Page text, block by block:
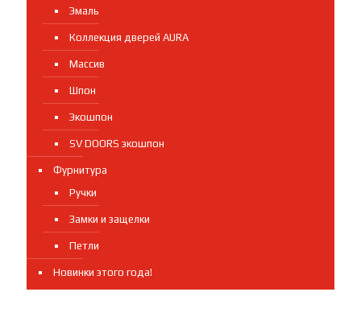
Эмаль
Коллекция дверей AURA
Массив
Шпон
Экошпон
SV DOORS экошпон
Фурнитура
Ручки
Замки и защелки
Петли
Новинки этого года!